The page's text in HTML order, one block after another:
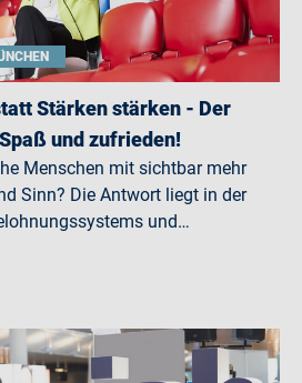
Stärken stärken - Der
und zufrieden!
Menschen mit sichtbar mehr
Sinn? Die Antwort liegt in der
und…